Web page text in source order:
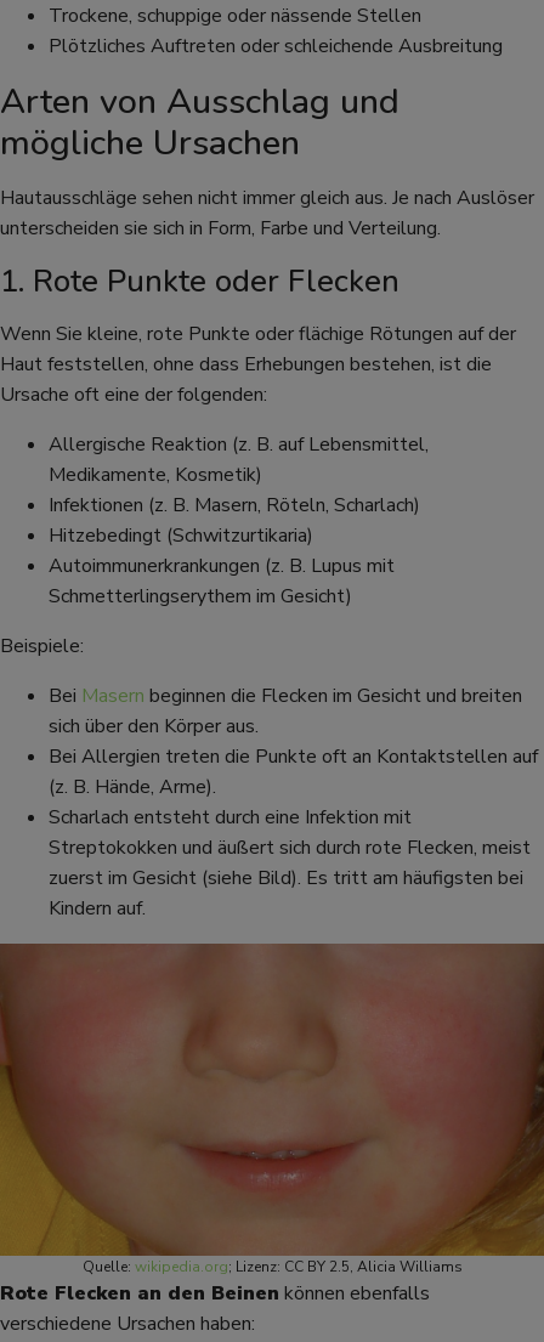
Trockene, schuppige oder nässende Stellen
Plötzliches Auftreten oder schleichende Ausbreitung
Arten von Ausschlag und
mögliche Ursachen
Hautausschläge sehen nicht immer gleich aus. Je nach Auslöser
unterscheiden sie sich in Form, Farbe und Verteilung.
1. Rote Punkte oder Flecken
Wenn Sie kleine, rote Punkte oder flächige Rötungen auf der
Haut feststellen, ohne dass Erhebungen bestehen, ist die
Ursache oft eine der folgenden:
Allergische Reaktion (z. B. auf Lebensmittel,
Medikamente, Kosmetik)
Infektionen (z. B. Masern, Röteln, Scharlach)
Hitzebedingt (Schwitzurtikaria)
Autoimmunerkrankungen (z. B. Lupus mit
Schmetterlingserythem im Gesicht)
Beispiele:
Bei Masern beginnen die Flecken im Gesicht und breiten
sich über den Körper aus.
Bei Allergien treten die Punkte oft an Kontaktstellen auf
(z. B. Hände, Arme).
Scharlach entsteht durch eine Infektion mit
Streptokokken und äußert sich durch rote Flecken, meist
zuerst im Gesicht (siehe Bild). Es tritt am häufigsten bei
Kindern auf.
Quelle: wikipedia.org; Lizenz: CC BY 2.5, Alicia Williams
Rote Flecken an den Beinen können ebenfalls
verschiedene Ursachen haben: